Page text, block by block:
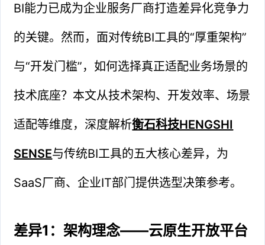
BI能力已成为企业服务厂商打造差异化竞争力
的关键。然而，面对传统BI工具的“厚重架构”
与“开发门槛”，如何选择真正适配业务场景的
技术底座？本文从技术架构、开发效率、场景
适配等维度，深度解析衡石科技HENGSHI
SENSE与传统BI工具的五大核心差异，为
SaaS厂商、企业IT部门提供选型决策参考。
差异1：架构理念——云原生开放平台